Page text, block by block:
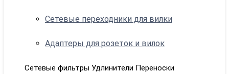
Сетевые переходники для вилки
Адаптеры для розеток и вилок
Сетевые фильтры Удлинители Переноски